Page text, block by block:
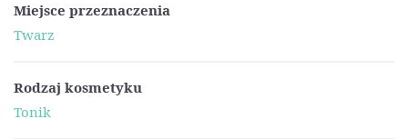
Miejsce przeznaczenia
Twarz
Rodzaj kosmetyku
Tonik